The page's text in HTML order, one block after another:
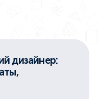
дизайнер: